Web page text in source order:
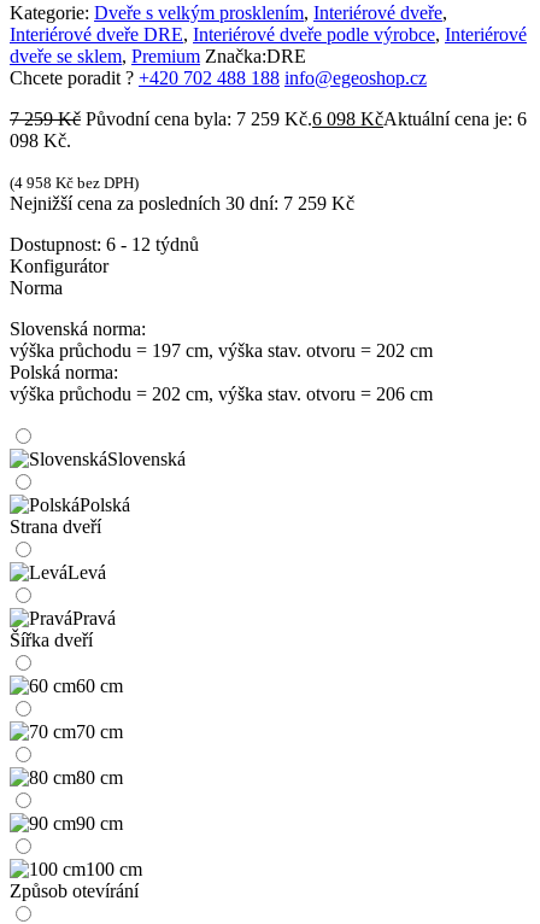
Kategorie: Dveře s velkým prosklením, Interiérové dveře,
Interiérové dveře DRE, Interiérové dveře podle výrobce, Interiérové
dveře se sklem, Premium Značka:DRE
Chcete poradit ? +420 702 488 188 info@egeoshop.cz
7 259Kč Původní cena byla: 7 259 Kč.6 098 KčAktuální cena je: 6
098 Kč.
(4 958 Kč bez DPH)
Nejnižší cena za posledních 30 dní: 7 259 Kč
Dostupnost: 6 - 12 týdnů
Konfigurátor
Norma
Slovenská norma:
výška průchodu = 197 cm, výška stav. otvoru = 202 cm
Polská norma:
výška průchodu = 202 cm, výška stav. otvoru = 206 cm
Slovenská
Polská
Strana dveří
Levá
Pravá
Šířka dveří
60 cm
70 cm
80 cm
90 cm
100 cm
Způsob otevírání